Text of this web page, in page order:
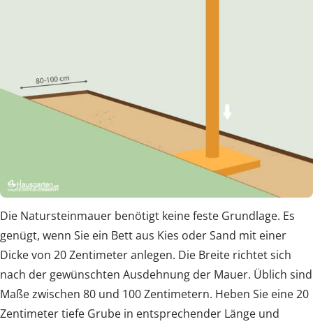
Die Natursteinmauer benötigt keine feste Grundlage. Es
genügt, wenn Sie ein Bett aus Kies oder Sand mit einer
Dicke von 20 Zentimeter anlegen. Die Breite richtet sich
nach der gewünschten Ausdehnung der Mauer. Üblich sind
Maße zwischen 80 und 100 Zentimetern. Heben Sie eine 20
Zentimeter tiefe Grube in entsprechender Länge und